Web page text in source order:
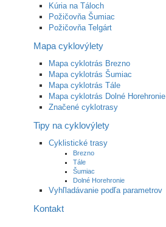
Kúria na Táloch
Požičovňa Šumiac
Požičovňa Telgárt
Mapa cyklovýlety
Mapa cyklotrás Brezno
Mapa cyklotrás Šumiac
Mapa cyklotrás Tále
Mapa cyklotrás Dolné Horehronie
Značené cyklotrasy
Tipy na cyklovýlety
Cyklistické trasy
Brezno
Tále
Šumiac
Dolné Horehronie
Vyhľladávanie podľa parametrov
Kontakt